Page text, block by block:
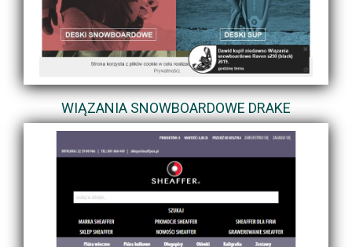
WIĄZANIA SNOWBOARDOWE DRAKE